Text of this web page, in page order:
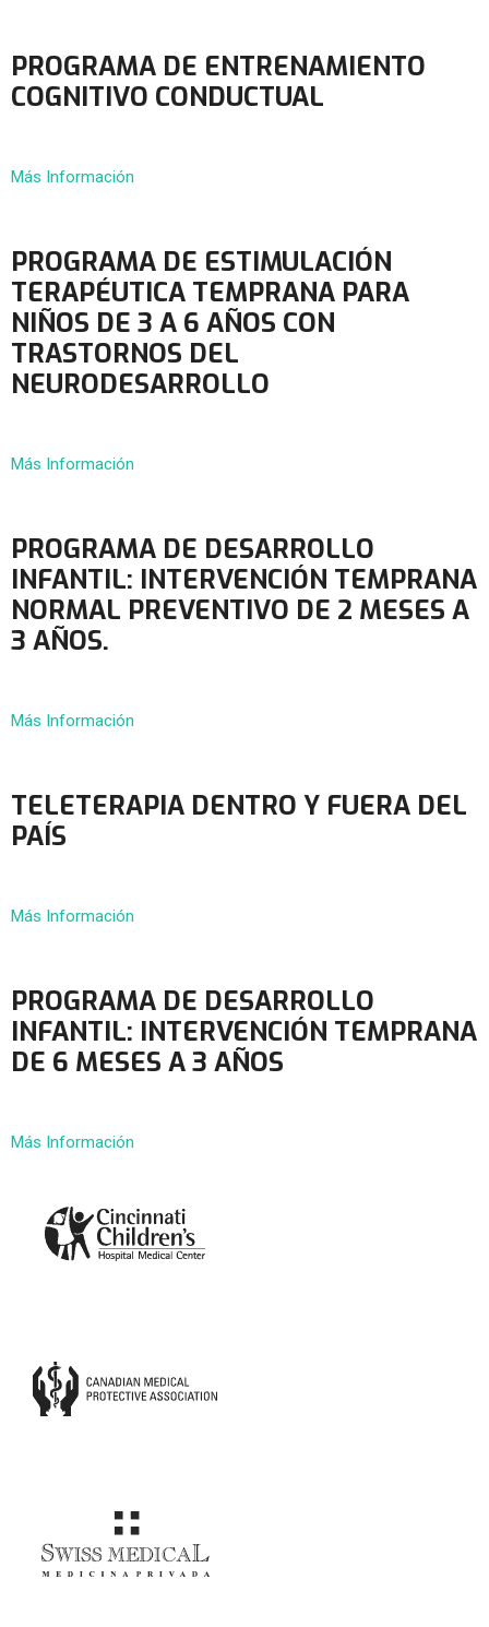
PROGRAMA DE ENTRENAMIENTO
COGNITIVO CONDUCTUAL
Más Información
PROGRAMA DE ESTIMULACIÓN
TERAPÉUTICA TEMPRANA PARA
NIÑOS DE 3 A 6 AÑOS CON
TRASTORNOS DEL
NEURODESARROLLO
Más Información
PROGRAMA DE DESARROLLO
INFANTIL: INTERVENCIÓN TEMPRANA
NORMAL PREVENTIVO DE 2 MESES A
3 AÑOS.
Más Información
TELETERAPIA DENTRO Y FUERA DEL
PAÍS
Más Información
PROGRAMA DE DESARROLLO
INFANTIL: INTERVENCIÓN TEMPRANA
DE 6 MESES A 3 AÑOS
Más Información